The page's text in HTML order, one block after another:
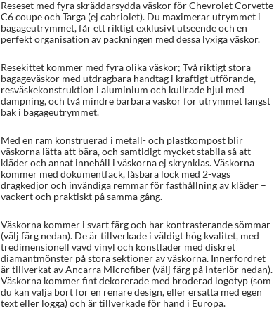
Reseset med fyra skräddarsydda väskor för Chevrolet Corvette
C6 coupe och Targa (ej cabriolet). Du maximerar utrymmet i
bagageutrymmet, får ett riktigt exklusivt utseende och en
perfekt organisation av packningen med dessa lyxiga väskor.
Resekittet kommer med fyra olika väskor; Två riktigt stora
bagageväskor med utdragbara handtag i kraftigt utförande,
resväskekonstruktion i aluminium och kullrade hjul med
dämpning, och två mindre bärbara väskor för utrymmet längst
bak i bagageutrymmet.
Med en ram konstruerad i metall- och plastkompost blir
väskorna lätta att bära, och samtidigt mycket stabila så att
kläder och annat innehåll i väskorna ej skrynklas. Väskorna
kommer med dokumentfack, låsbara lock med 2-vägs
dragkedjor och invändiga remmar för fasthållning av kläder –
vackert och praktiskt på samma gång.
Väskorna kommer i svart färg och har kontrasterande sömmar
(välj färg nedan). De är tillverkade i väldigt hög kvalitet, med
tredimensionell vävd vinyl och konstläder med diskret
diamantmönster på stora sektioner av väskorna. Innerfordret
är tillverkat av Ancarra Microfiber (välj färg på interiör nedan).
Väskorna kommer fint dekorerade med broderad logotyp (som
du kan välja bort för en renare design, eller ersätta med egen
text eller logga) och är tillverkade för hand i Europa.